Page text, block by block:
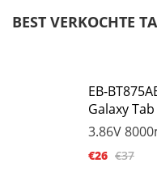
BEST VERKOCHTE
EB-
Galaxy Tab
3.86V
€26 €37